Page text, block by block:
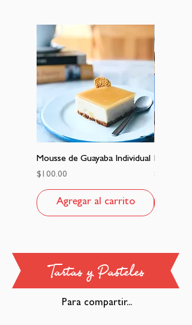
Mousse de Guayaba Individual
Precio
$100.00
Agregar al carrito
Mousse
Precio
$100.00
Tartas y Pasteles
Para compartir...